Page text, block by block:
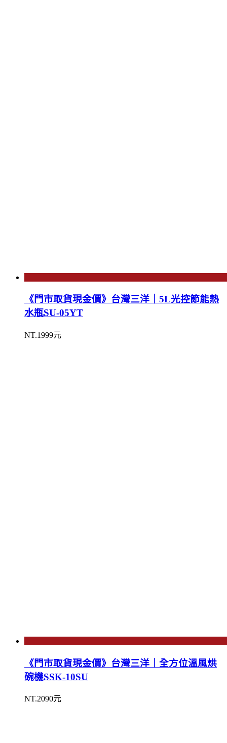
《門市取貨現金價》台灣三洋｜5L光控節能熱
水瓶SU-05YT
NT.1999元
《門市取貨現金價》台灣三洋｜全方位溫風烘
碗機SSK-10SU
NT.2090元